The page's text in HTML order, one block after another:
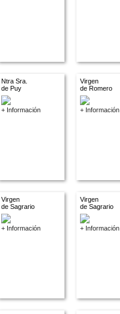
Ntra Sra.
de Puy
+ Información
Virgen
de Romero
+ Información
Virgen
de Sagrario
+ Información
Virgen
de Sagrario
+ Información